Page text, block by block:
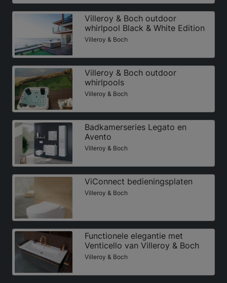
Villeroy & Boch outdoor
whirlpool Black & White Edition
Villeroy & Boch
Villeroy & Boch outdoor
whirlpools
Villeroy & Boch
Badkamerseries Legato en
Avento
Villeroy & Boch
ViConnect bedieningsplaten
Villeroy & Boch
Functionele elegantie met
Venticello van Villeroy & Boch
Villeroy & Boch